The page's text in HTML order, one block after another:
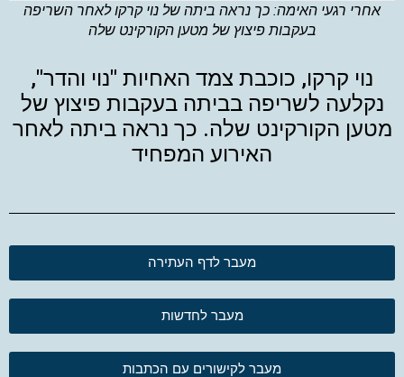
אחרי רגעי האימה: כך נראה ביתה של נוי קרקו לאחר השריפה
בעקבות פיצוץ של מטען הקורקינט שלה
נוי קרקו, כוכבת צמד האחיות "נוי והדר",
נקלעה לשריפה בביתה בעקבות פיצוץ של
מטען הקורקינט שלה. כך נראה ביתה לאחר
האירוע המפחיד
מעבר לדף העתירה
מעבר לחדשות
מעבר לקישורים עם הכתבות